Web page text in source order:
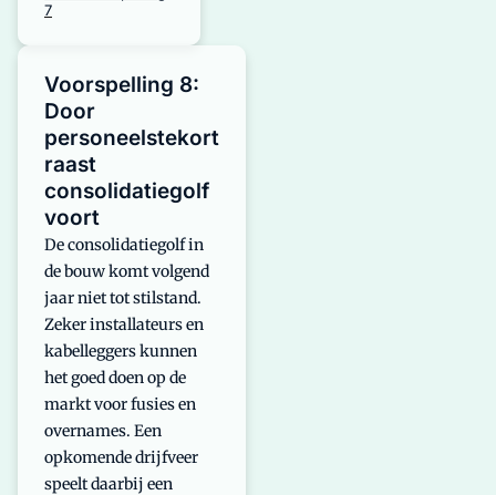
7
Voorspelling 8:
Door
personeelstekort
raast
consolidatiegolf
voort
De consolidatiegolf in
de bouw komt volgend
jaar niet tot stilstand.
Zeker installateurs en
kabelleggers kunnen
het goed doen op de
markt voor fusies en
overnames. Een
opkomende drijfveer
speelt daarbij een